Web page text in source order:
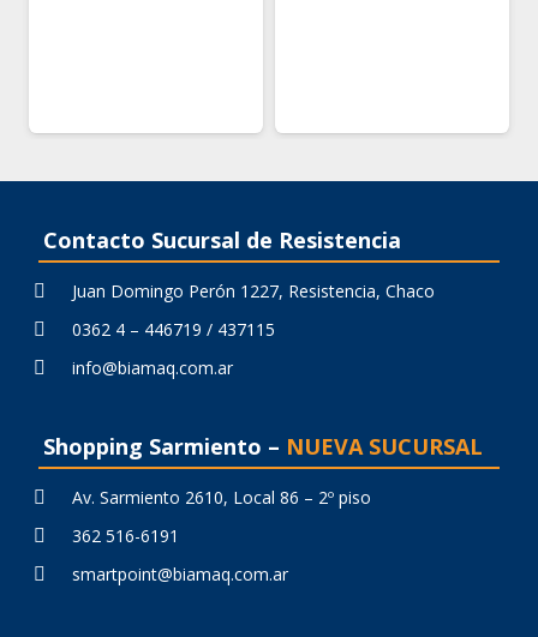
Contacto Sucursal de Resistencia
Juan Domingo Perón 1227, Resistencia, Chaco
0362 4 – 446719 / 437115
info@biamaq.com.ar
Shopping Sarmiento – NUEVA SUCURSAL
Av. Sarmiento 2610, Local 86 – 2º piso
362 516-6191
smartpoint@biamaq.com.ar